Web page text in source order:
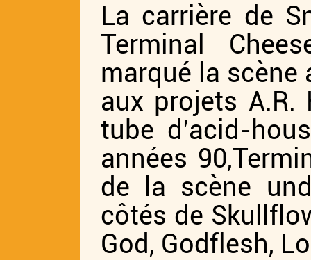
La carrière de
Terminal
marqué la
aux projets
tube d’acid-
années 90,
de la scène
côtés de
God, Godflesh,